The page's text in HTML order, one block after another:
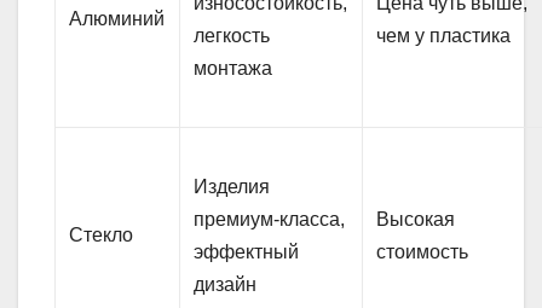
Алюминий
легкость
монтажа
чем у пластика
Стекло
Изделия
премиум-класса,
эффектный
дизайн
Высокая
стоимость